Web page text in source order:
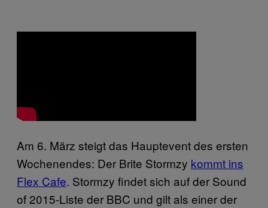
Am 6. März steigt das Hauptevent des ersten
Wochenendes: Der Brite Stormzy kommt ins
Flex Cafe. Stormzy findet sich auf der Sound
of 2015-Liste der BBC und gilt als einer der